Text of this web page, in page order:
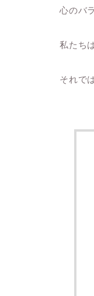
心のバ
私たち
それで